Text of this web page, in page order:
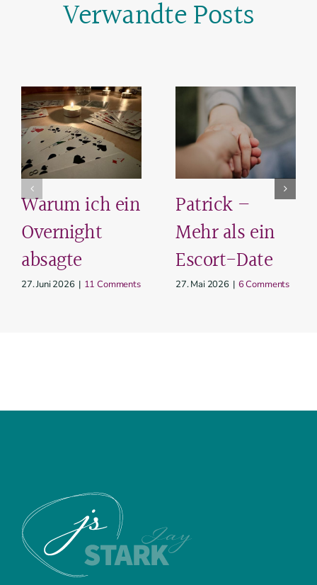
Verwandte Posts
Warum ich ein
Overnight
absagte
27. Juni 2026 | 11 Comments
Patrick –
Mehr als ein
Escort-Date
27. Mai 2026 | 6 Comments